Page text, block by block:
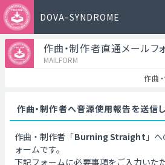
DOVA-SYNDROME
作曲・制作者直通メールフ
MAILFORM
作曲
作曲・制作者へ音源使用報告を送信し
作曲・制作者「Burning ​​Straight」へ
ォームです。
下記フォームに必要事項をご入力いた